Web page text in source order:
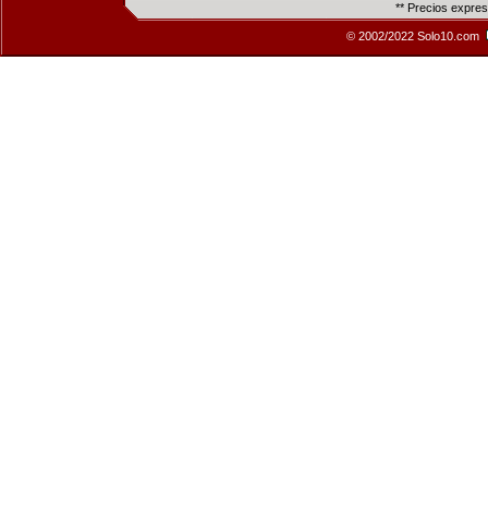
** Precios
© 2002/2022 Solo10.com